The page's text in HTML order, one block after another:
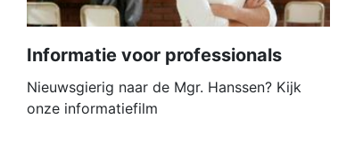
Informatie voor professionals
Nieuwsgierig naar de Mgr. Hanssen? Kijk
onze informatiefilm